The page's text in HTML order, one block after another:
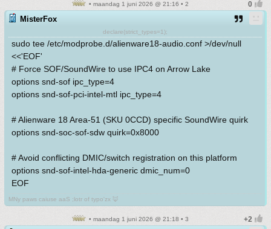
• maandag 1 juni 2026 @ 21:16 • 2
MisterFox
declare(strict_types=1);
sudo tee /etc/modprobe.d/alienware18-audio.conf >/dev/null
<<'EOF'
# Force SOF/SoundWire to use IPC4 on Arrow Lake
options snd-sof ipc_type=4
options snd-sof-pci-intel-mtl ipc_type=4
# Alienware 18 Area-51 (SKU 0CCD) specific SoundWire quirk
options snd-soc-sof-sdw quirk=0x8000
# Avoid conflicting DMIC/switch registration on this platform
options snd-sof-intel-hda-generic dmic_num=0
EOF
MNy paws caiuse aaS ;lotr of typo'zx 🦊
• maandag 1 juni 2026 @ 21:18 • 3